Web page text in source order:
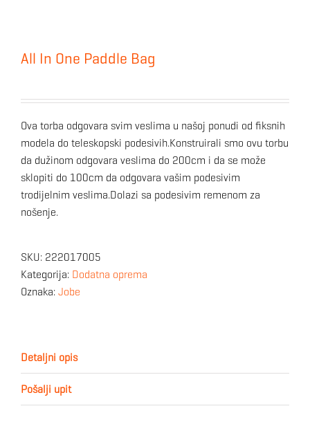
All In One Paddle Bag
Ova torba odgovara svim veslima u našoj ponudi od fiksnih
modela do teleskopski podesivih.Konstruirali smo ovu torbu
da dužinom odgovara veslima do 200cm i da se može
sklopiti do 100cm da odgovara vašim podesivim
trodijelnim veslima.Dolazi sa podesivim remenom za
nošenje.
SKU: 222017005
Kategorija: Dodatna oprema
Oznaka: Jobe
Detaljni opis
Pošalji upit